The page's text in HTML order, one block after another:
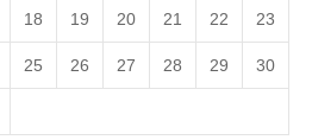
18 19 20 21 22 23
25 26 27 28 29 30